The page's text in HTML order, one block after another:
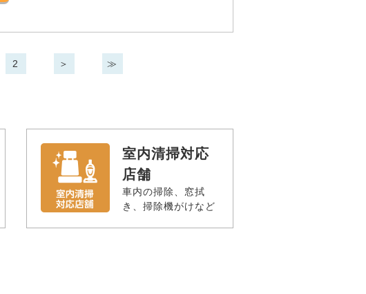
2 ＞ ≫
室内清掃対応
店舗
車内の掃除、窓拭
き、掃除機がけなど